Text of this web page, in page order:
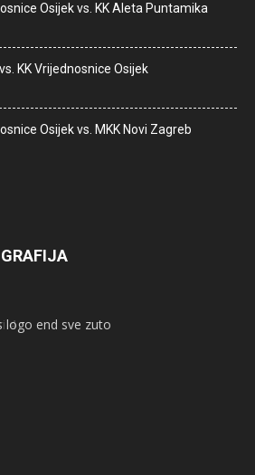
Osijek vs. KK Aleta Puntamika
KK Vrijednosnice Osijek
Osijek vs. MKK Novi Zagreb